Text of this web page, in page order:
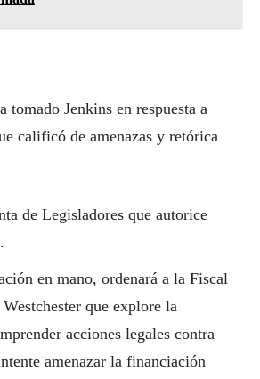
tomado Jenkins en respuesta a
calificó de amenazas y retórica
de Legisladores que autorice
en mano, ordenará a la Fiscal
que explore la
acciones legales contra
amenazar la financiación